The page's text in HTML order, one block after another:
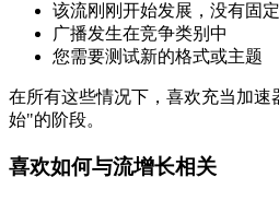
该流刚刚开始发展，没有固
广播发生在竞争类别中
您需要测试新的格式或主题
在所有这些情况下，喜欢充当加
始"的阶段。
喜欢如何与流增长相关